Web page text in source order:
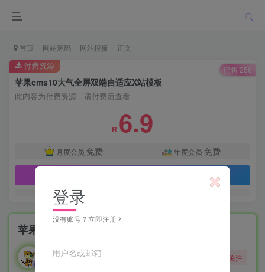
首页 网站源码 网站模板 正文
苹果cms10大气全屏双端自适应X站模板
此内容为付费资源，请付费后查看
R 6.9
月度会员 免费 年度会员 免费
付费资源 已售 256
苹果cms10大气全屏双端自适应X站模板
勇敢的大野狼 关注
登录
没有账号？立即注册
用户名或邮箱